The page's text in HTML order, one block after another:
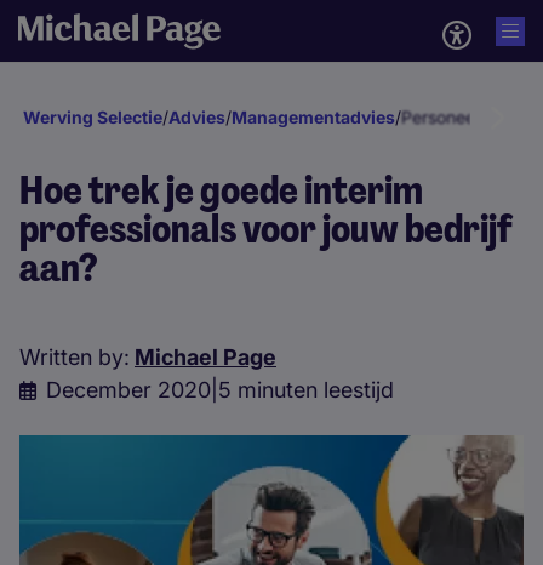
Werving Selectie/Advies/Managementadvies/
Hoe trek je goede interim
professionals voor jouw bedrijf
aan?
Written by: Michael Page
December 2020 5 minuten leestijd